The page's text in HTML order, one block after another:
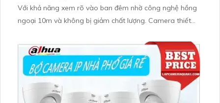
Với khả năng xem rõ vào ban đêm nhờ công nghệ hồng
ngoại 10m và không bị giảm chất lượng. Camera thiết
mang đến trải nghiệm ấn tượng và tiện lợi